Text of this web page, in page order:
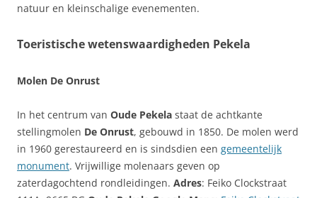
natuur en kleinschalige evenementen.
Toeristische wetenswaardigheden Pekela
Molen De Onrust
In het centrum van Oude Pekela staat de achtkante
stellingmolen De Onrust, gebouwd in 1850. De molen werd
in 1960 gerestaureerd en is sindsdien een gemeentelijk
monument. Vrijwillige molenaars geven op
zaterdagochtend rondleidingen. Adres: Feiko Clockstraat